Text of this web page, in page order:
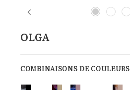
Previous
OLGA
COMBINAISONS DE COULEURS